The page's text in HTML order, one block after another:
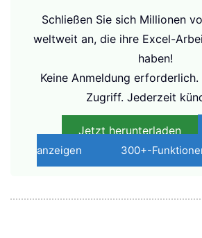
🎁 Testen Sie
für Excel –
Schließen Sie sich Millionen
weltweit an, die ihre Excel-